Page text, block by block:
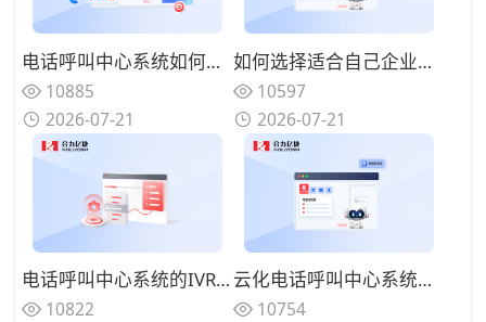
电话呼叫中心系统如何与在线渠道融合？全触点统一路由的协同方案
10885
2026-07-21
如何选择适合自己企业的电话呼叫中心系统？功能匹配与扩展性的权衡
10597
2026-07-21
电话呼叫中心系统的IVR设计有哪些技巧？告别迷宫式菜单的用户友好设计
10822
云化电话呼叫中心系统有哪些优势？告别硬件束缚的灵活部署模式
10754